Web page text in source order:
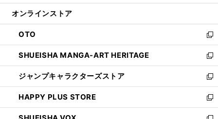
開
ン
ウ
で
開
く
ウ
ン
ド
ウ
で
開
く
オンラインストア
OTO
新
し
い
ウ
ィ
ン
ド
ウ
SHUEISHA MANGA-ART HERITAGE
新
し
い
ウ
ィ
ン
ジャンプキャラクターズストア
新
し
い
ウ
HAPPY PLUS STORE
新
し